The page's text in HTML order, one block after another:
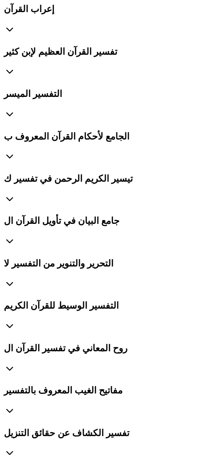
إعراب القرآن
تفسير القرآن العظيم لإبن كثير
التفسير الميسر
الجامع لأحكام القرآن المعروف ب
تيسير الكريم الرحمن في تفسير ك
جامع البيان في تأويل القرآن ال
التحرير والتنوير من التفسير لا
التفسير الوسيط للقرآن الكريم
روح المعاني في تفسير القرآن ال
مفاتيح الغيب المعروف بالتفسير
تفسير الكشاف عن حقائق التنزيل